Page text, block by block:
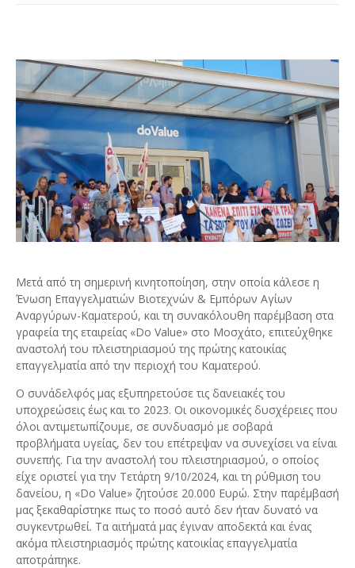
Μετά από τη σημερινή κινητοποίηση, στην οποία κάλεσε η
Ένωση Επαγγελματιών Βιοτεχνών & Εμπόρων Αγίων
Αναργύρων-Καματερού, και τη συνακόλουθη παρέμβαση στα
γραφεία της εταιρείας «Do Value» στο Μοσχάτο, επιτεύχθηκε
αναστολή του πλειστηριασμού της πρώτης κατοικίας
επαγγελματία από την περιοχή του Καματερού.
Ο συνάδελφός μας εξυπηρετούσε τις δανειακές του
υποχρεώσεις έως και το 2023. Οι οικονομικές δυσχέρειες που
όλοι αντιμετωπίζουμε, σε συνδυασμό με σοβαρά
προβλήματα υγείας, δεν του επέτρεψαν να συνεχίσει να είναι
συνεπής. Για την αναστολή του πλειστηριασμού, ο οποίος
είχε οριστεί για την Τετάρτη 9/10/2024, και τη ρύθμιση του
δανείου, η «Do Value» ζητούσε 20.000 Ευρώ. Στην παρέμβασή
μας ξεκαθαρίστηκε πως το ποσό αυτό δεν ήταν δυνατό να
συγκεντρωθεί. Τα αιτήματά μας έγιναν αποδεκτά και ένας
ακόμα πλειστηριασμός πρώτης κατοικίας επαγγελματία
αποτράπηκε.